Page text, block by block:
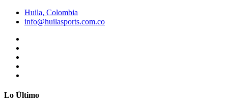
Huila, Colombia
info@huilasports.com.co
Lo Último